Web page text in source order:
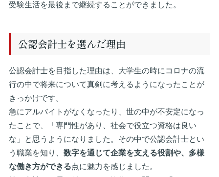
受験生活を最後まで継続することができました。
公認会計士を選んだ理由
公認会計士を目指した理由は、大学生の時にコロナの流
行の中で将来について真剣に考えるようになったことが
きっかけです。
急にアルバイトがなくなったり、世の中が不安定になっ
たことで、「専門性があり、社会で役立つ資格は良い
な」と思うようになりました。その中で公認会計士とい
う職業を知り、 数字を通じて企業を支える役割や、多様
な働き方ができる点に魅力を感じました。